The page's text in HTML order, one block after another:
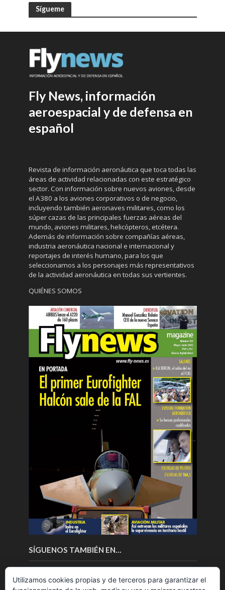
Sígueme
Fly News, información
aeroespacial y de defensa en
español
Revista de información aeronáutica que toca todas las
áreas de actividad relacionadas con este estratégico
sector. Con información sobre nuevos aviones, desde
el A380 a los aviones corporativos o de negocio,
incluyendo también aeronaves militares, como los
súper cazas de las principales fuerzas aéreas del
mundo, aviones militares, helicópteros, etcétera.
Además de información sobre compañías aéreas,
industria aeronáutica nacional e internacional y
reportajes de interés humano, para los que
seleccionamos a los personajes más representativos
de la actividad aeronáutica en todas sus vertientes.
QUIÉNES SOMOS
SÍGUENOS TAMBIÉN EN…
Utilizamos cookies propias y de terceros para garantizar el